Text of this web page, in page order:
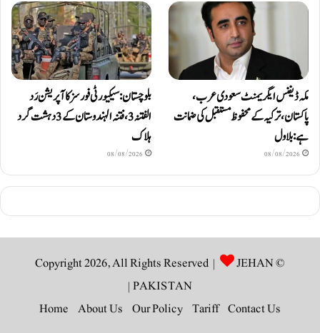
مکہ ڈیفنس ایگریمنٹ سعودی عرب،
پاکستان، ترکیہ کے محفوظ مستقبل کی ضمانت
ہے: بلاول
08/08/2026
بلوچستان: سیکیورٹی فورسز کا آپریشن رَد
الفتنہ 3، فتنہ الہندوستان کے 3 دہشت گرد
ہلاک
08/08/2026
© Copyright 2026, All Rights Reserved |
JEHAN
PAKISTAN
|
Contact Us
Tariff
Our Policy
About Us
Home